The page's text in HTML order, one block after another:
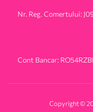
Nr. Reg. Comertului:
Cont Bancar:
Copyright ©